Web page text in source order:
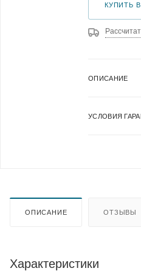
КУПИТЬ В
ОПИСАНИЕ
УСЛОВИЯ
ОПИСАНИЕ ОТЗЫВЫ
Характеристики